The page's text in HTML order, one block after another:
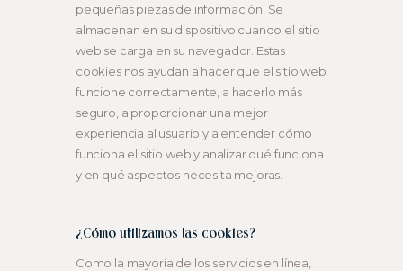
pequeñas piezas de información. Se
almacenan en su dispositivo cuando el sitio
web se carga en su navegador. Estas
cookies nos ayudan a hacer que el sitio web
funcione correctamente, a hacerlo más
seguro, a proporcionar una mejor
experiencia al usuario y a entender cómo
funciona el sitio web y analizar qué funciona
y en qué aspectos necesita mejoras.
¿Cómo utilizamos las cookies?
Como la mayoría de los servicios en línea,